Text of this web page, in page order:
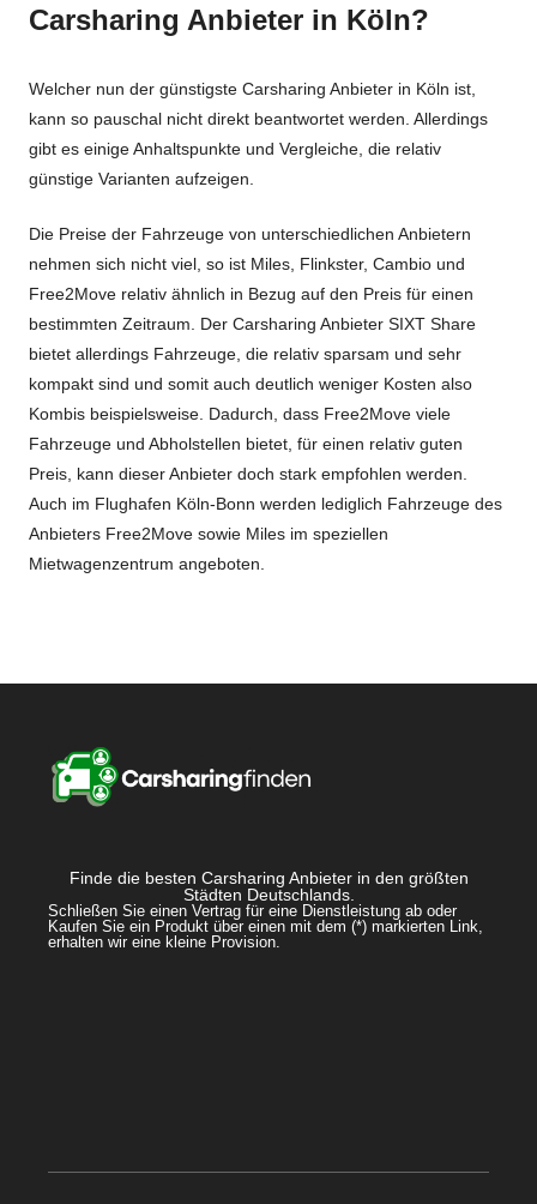
Carsharing Anbieter in Köln?
Welcher nun der günstigste Carsharing Anbieter in Köln ist,
kann so pauschal nicht direkt beantwortet werden. Allerdings
gibt es einige Anhaltspunkte und Vergleiche, die relativ
günstige Varianten aufzeigen.
Die Preise der Fahrzeuge von unterschiedlichen Anbietern
nehmen sich nicht viel, so ist Miles, Flinkster, Cambio und
Free2Move relativ ähnlich in Bezug auf den Preis für einen
bestimmten Zeitraum. Der Carsharing Anbieter SIXT Share
bietet allerdings Fahrzeuge, die relativ sparsam und sehr
kompakt sind und somit auch deutlich weniger Kosten also
Kombis beispielsweise. Dadurch, dass Free2Move viele
Fahrzeuge und Abholstellen bietet, für einen relativ guten
Preis, kann dieser Anbieter doch stark empfohlen werden.
Auch im Flughafen Köln-Bonn werden lediglich Fahrzeuge des
Anbieters Free2Move sowie Miles im speziellen
Mietwagenzentrum angeboten.
Finde die besten Carsharing Anbieter in den größten
Städten Deutschlands.
Schließen Sie einen Vertrag für eine Dienstleistung ab oder
Kaufen Sie ein Produkt über einen mit dem (*) markierten Link,
erhalten wir eine kleine Provision.